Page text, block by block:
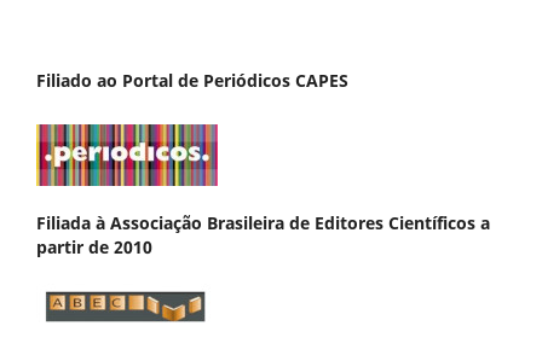
Filiado ao Portal de Periódicos CAPES
Filiada à Associação Brasileira de Editores Científicos a
partir de 2010